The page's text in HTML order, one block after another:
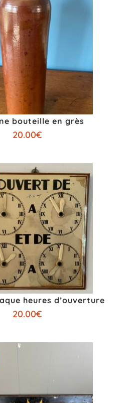
bouteille en grès
20.00€
heures d’ouverture
20.00€